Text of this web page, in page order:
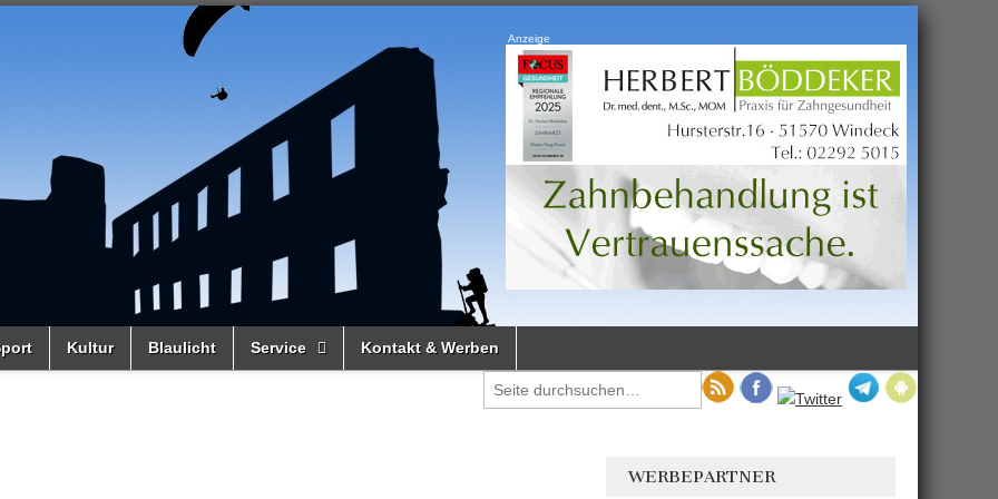
Anzeige
Kultur Blaulicht Service Kontakt & Werben
WERBEPARTNER